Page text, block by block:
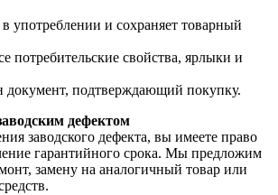
употреблении и сохраняет товарный
потребительские свойства, ярлыки и
документ, подтверждающий покупку.
дефектом
заводского дефекта, вы имеете право
гарантийного срока. Мы предложим
замену на аналогичный товар или